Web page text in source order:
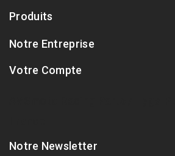
Produits
Notre Entreprise
Votre Compte
Notre Newsletter